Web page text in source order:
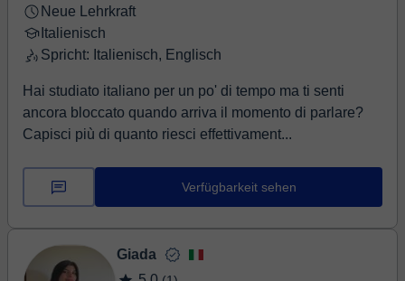
Neue Lehrkraft
Italienisch
Spricht: Italienisch, Englisch
Hai studiato italiano per un po' di tempo ma ti senti
ancora bloccato quando arriva il momento di parlare?
Capisci più di quanto riesci effettivament...
Verfügbarkeit sehen
Giada